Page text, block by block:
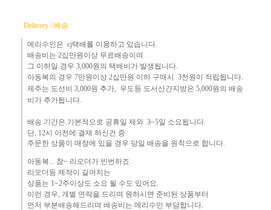
Delivery / 배송
메리수인은 cj택배를 이용하고 있습니다.
배송비는 2십만원이상 무료배송이며
그 이하일 경우 3,000원 의 택배비 가 발생됩니다.
아동복의 경우 7만원 이상 2십만원 이하 구매시 3천원이 적립됩니다.
제주는 도선비 3,000원 추가, 우도등 도서산간지방은 5,000원의 배송
비가 추가됩니다.
배송 기간은 기본적으로 공휴일 제외 3~5일 소요됩니다.
단, 12시 이전에 결제 하신건 중 ​
주문한 상품이 매장에 있을 경우 당일 배송을 원칙으로 합니다.
아동복... 참~ 리오더가 빈번하죠.​
리오더등 제작이 길어지는
상품는 1~2주이상도 소요 될 수도 있어요.
이런 경우, 개별 연락을 드리며 원하시면 준비된 상품부터
먼 저 부분배송해드리며 배송비는 메리수인 부담합니다.